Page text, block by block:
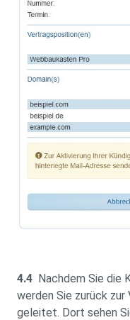
4.4 Nachdem Sie die
werden Sie zurück
geleitet. Dort sehen